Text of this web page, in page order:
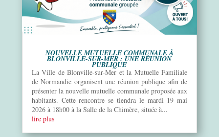
NOUVELLE MUTUELLE COMMUNALE À
BLONVILLE-SUR-MER : UNE RÉUNION
PUBLIQUE
La Ville de Blonville-sur-Mer et la Mutuelle Familiale
de Normandie organisent une réunion publique afin de
présenter la nouvelle mutuelle communale proposée aux
habitants. Cette rencontre se tiendra le mardi 19 mai
2026 à 18h00 à la Salle de la Chimère, située à...
lire plus